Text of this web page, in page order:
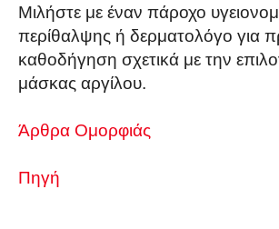
Μιλήστε με έναν πάροχο
περίθαλψης ή δερματολόγο για
καθοδήγηση σχετικά με την
μάσκας αργίλου.
Άρθρα Ομορφιάς
Πηγή